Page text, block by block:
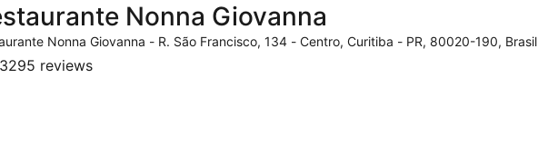
Nonna Giovanna
Nonna Giovanna - R. São Francisco, 134 - Centro, Curitiba - PR, 80020-190, Brasil
3295 reviews